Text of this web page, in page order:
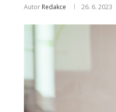
Autor Redakce 26. 6. 2023